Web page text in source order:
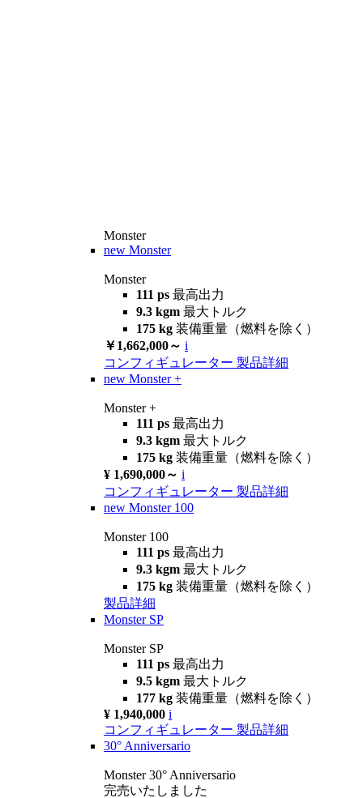
Monster
new Monster
Monster
111 ps 最高出力
9.3 kgm 最大トルク
175 kg 装備重量（燃料を除く）
￥1,662,000～ i
コンフィギュレーター 製品詳細
new Monster +
Monster +
111 ps 最高出力
9.3 kgm 最大トルク
175 kg 装備重量（燃料を除く）
¥ 1,690,000～ i
コンフィギュレーター 製品詳細
new Monster 100
Monster 100
111 ps 最高出力
9.3 kgm 最大トルク
175 kg 装備重量（燃料を除く）
製品詳細
Monster SP
Monster SP
111 ps 最高出力
9.5 kgm 最大トルク
177 kg 装備重量（燃料を除く）
¥ 1,940,000 i
コンフィギュレーター 製品詳細
30° Anniversario
Monster 30° Anniversario
完売いたしました